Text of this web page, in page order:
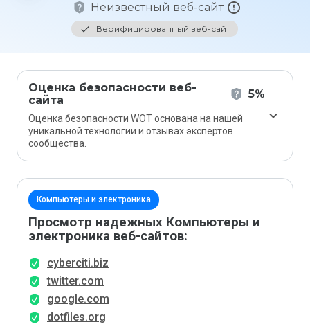
Неизвестный веб-сайт
Верифицированный веб-сайт
Оценка безопасности веб-
сайта
5%
Оценка безопасности WOT основана на нашей
уникальной технологии и отзывах экспертов
сообщества.
Компьютеры и электроника
Просмотр надежных Компьютеры и
электроника веб-сайтов:
cyberciti.biz
twitter.com
google.com
dotfiles.org